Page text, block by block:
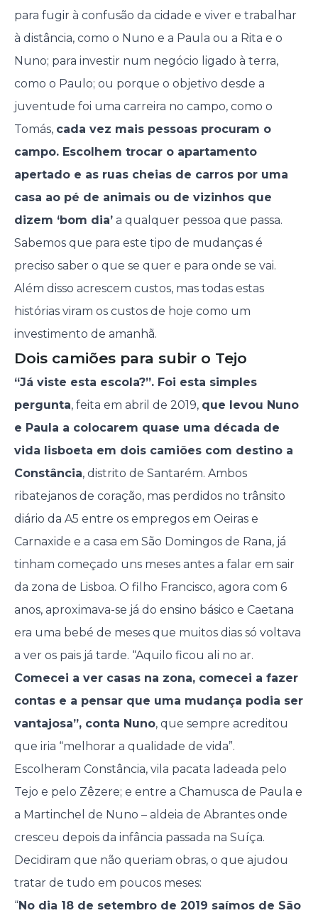
para fugir à confusão da cidade e viver e trabalhar
à distância, como o Nuno e a Paula ou a Rita e o
Nuno; para investir num negócio ligado à terra,
como o Paulo; ou porque o objetivo desde a
juventude foi uma carreira no campo, como o
Tomás, cada vez mais pessoas procuram o
campo. Escolhem trocar o apartamento
apertado e as ruas cheias de carros por uma
casa ao pé de animais ou de vizinhos que
dizem ‘bom dia’a qualquer pessoa que passa.
Sabemos que para este tipo de mudanças é
preciso saber o que se quer e para onde se vai.
Além disso acrescem custos, mas todas estas
histórias viram os custos de hoje como um
investimento de amanhã.
Dois camiões para subir o Tejo
“Já viste esta escola?”. Foi esta simples
pergunta, feita em abril de 2019, que levou Nuno
e Paula a colocarem quase uma década de
vida lisboeta em dois camiões com destino a
Constância, distrito de Santarém. Ambos
ribatejanos de coração, mas perdidos no trânsito
diário da A5 entre os empregos em Oeiras e
Carnaxide e a casa em São Domingos de Rana, já
tinham começado uns meses antes a falar em sair
da zona de Lisboa. O filho Francisco, agora com 6
anos, aproximava-se já do ensino básico e Caetana
era uma bebé de meses que muitos dias só voltava
a ver os pais já tarde. “Aquilo ficou ali no ar.
Comecei a ver casas na zona, comecei a fazer
contas e a pensar que uma mudança podia ser
vantajosa”, conta Nuno, que sempre acreditou
que iria “melhorar a qualidade de vida”.
Escolheram Constância, vila pacata ladeada pelo
Tejo e pelo Zêzere; e entre a Chamusca de Paula e
a Martinchel de Nuno – aldeia de Abrantes onde
cresceu depois da infância passada na Suíça.
Decidiram que não queriam obras, o que ajudou
tratar de tudo em poucos meses:
“No dia 18 de setembro de 2019 saímos de São